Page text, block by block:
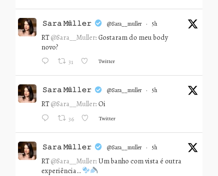
𝚂𝚊𝚛𝚊 𝙼ü𝚕𝚕𝚎𝚛 @sara__muller · 5h
RT @Sara__Muller: Gostaram do meu body
novo?
31 Twitter
𝚂𝚊𝚛𝚊 𝙼ü𝚕𝚕𝚎𝚛 @sara__muller · 5h
RT @Sara__Muller: Oi
36 Twitter
𝚂𝚊𝚛𝚊 𝙼ü𝚕𝚕𝚎𝚛 @sara__muller · 5h
RT @Sara__Muller: Um banho com vista é outra
experiência…